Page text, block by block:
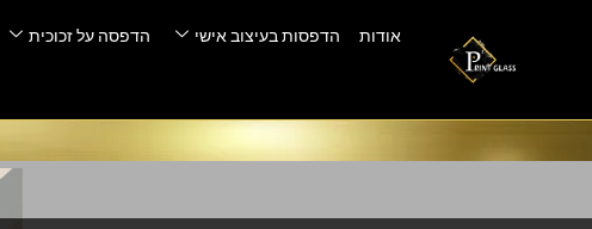
אודות הדפסות בעיצוב אישי הדפסה על זכוכית